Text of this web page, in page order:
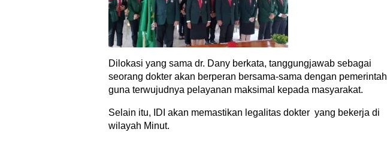
Dilokasi yang sama dr. Dany berkata, tanggungjawab sebagai
seorang dokter akan berperan bersama-sama dengan pemerintah
guna terwujudnya pelayanan maksimal kepada masyarakat.
Selain itu, IDI akan memastikan legalitas dokter yang bekerja di
wilayah Minut.